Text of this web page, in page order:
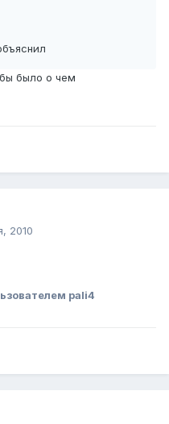
было о чем
2010
pali4